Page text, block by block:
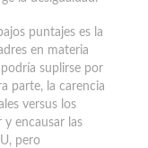
puntajes es la
en materia
suplirse por
parte, la carencia
versus los
encausar las
pero